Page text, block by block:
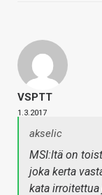
VSPTT
1.3.2017
akselic
MSI:ltä on
joka kerta
kata